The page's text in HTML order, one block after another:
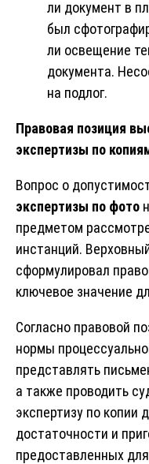
ли документ в
был
ли освещение
документа.
на подлог.
Правовая позиция
экспертизы по
Вопрос о
экспертизы по фото
предметом
инстанций.
сформулировал
ключевое значение
Согласно правовой
нормы
представлять
а также проводить
экспертизу по копии
достаточности и
предоставленных